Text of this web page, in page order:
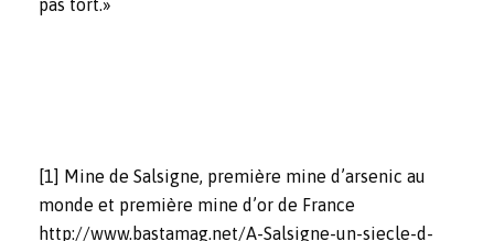
pas tort.»
[1] Mine de Salsigne, première mine d’arsenic au
monde et première mine d’or de France
http://www.bastamag.net/A-Salsigne-un-siecle-d-